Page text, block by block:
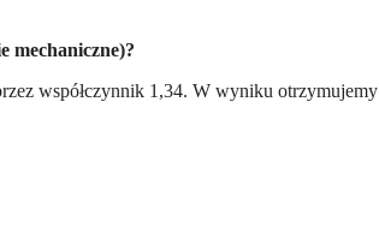
mechaniczne)?
współczynnik 1,34. W wyniku otrzymujemy